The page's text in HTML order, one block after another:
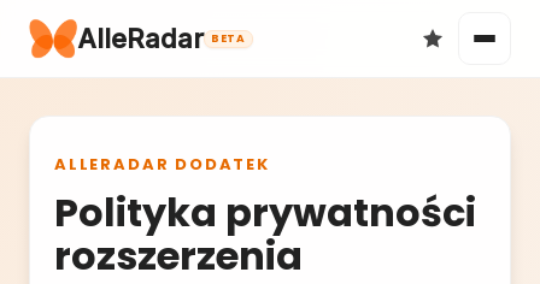
AlleRadar BETA
ALLERADAR DODATEK
Polityka prywatności
rozszerzenia